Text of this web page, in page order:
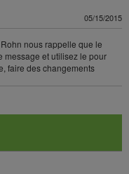
05/15/2015
nous rappelle que le
message et utilisez le pour
faire des changements